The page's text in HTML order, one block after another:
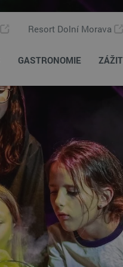
Resort Dolní Morava
GASTRONOMIE